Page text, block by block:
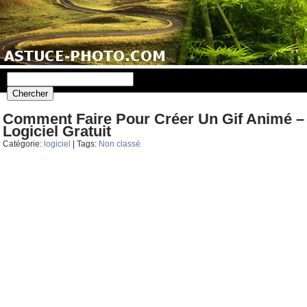
Comment Faire Pour Créer Un Gif Animé –
Logiciel Gratuit
Catégorie: logiciel | Tags: Non classé